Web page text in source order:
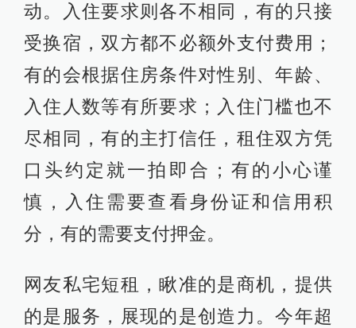
动。入住要求则各不相同，有的只接
受换宿，双方都不必额外支付费用；
有的会根据住房条件对性别、年龄、
入住人数等有所要求；入住门槛也不
尽相同，有的主打信任，租住双方凭
口头约定就一拍即合；有的小心谨
慎，入住需要查看身份证和信用积
分，有的需要支付押金。
网友私宅短租，瞅准的是商机，提供
的是服务，展现的是创造力。今年超